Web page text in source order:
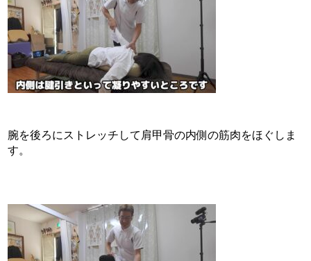
腕を後ろにストレッチして肩甲骨の内側の筋肉をほぐしま
す。